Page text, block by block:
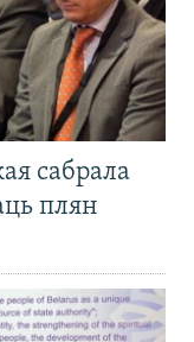
сабрала
плян